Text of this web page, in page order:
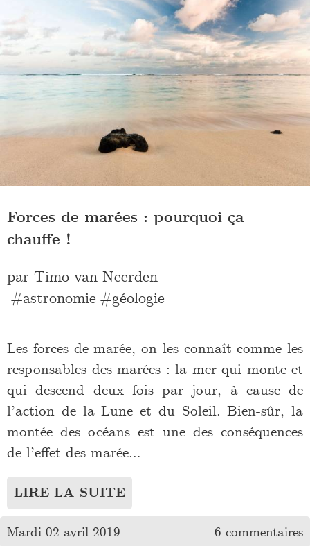
Forces de marées : pourquoi ça
chauffe !
par Timo van Neerden
astronomie
géologie
Les forces de marée, on les connaît comme les
responsables des marées : la mer qui monte et
qui descend deux fois par jour, à cause de
l’action de la Lune et du Soleil. Bien-sûr, la
montée des océans est une des conséquences
de l’effet des marée…
LIRE LA SUITE
Mardi 02 avril 2019 6 commentaires